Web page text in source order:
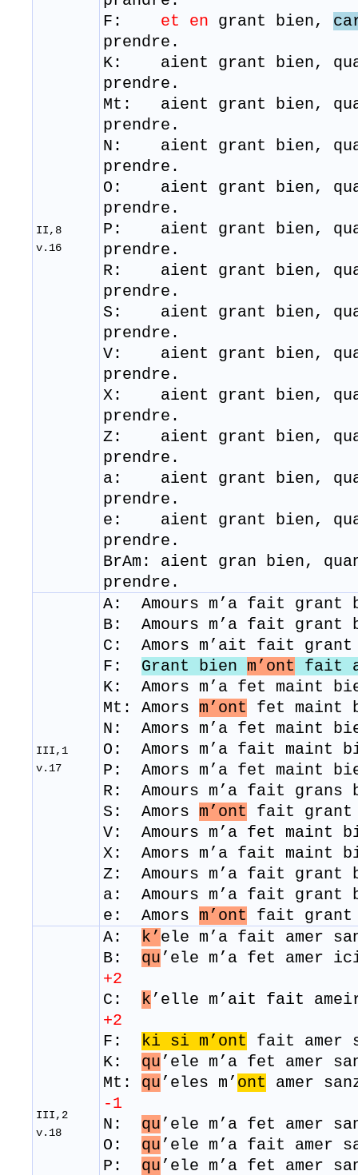
II,8
v.16
F: et en grant bien,
prendre.
K: aient grant bien,
prendre.
Mt: aient grant bien,
prendre.
N: aient grant bien,
prendre.
O: aient grant bien,
prendre.
P: aient grant bien,
prendre.
R: aient grant bien,
prendre.
S: aient grant bien,
prendre.
V: aient grant bien,
prendre.
X: aient grant bien,
prendre.
Z: aient grant bien,
prendre.
a: aient grant bien,
prendre.
e: aient grant bien,
prendre.
BrAm: aient gran bien,
prendre.
III,1
v.17
A: Amours m’a fait
B: Amours m’a fait grant
C: Amors m’ait fait
F: Grant bien m’ont fait
K: Amors m’a fet maint
Mt: Amors m’ont fet maint
N: Amors m’a fet maint
O: Amors m’a fait maint
P: Amors m’a fet maint
R: Amours m’a fait
S: Amors m’ont fait
V: Amours m’a fet maint
​X: Amors m’a fait maint
Z: Amours m’a fait grant
a: Amours m’a fait grant
e: Amors m’ont fait
III,2
v.18
A: k’ ele m’a fait amer
B: qu ’ele m’a fet
+2
C: k ’elle m’ait fait
+2
F: ki si m’ont fait amer
K: qu ’ele m’a fet amer
Mt: qu ’eles m’ ont
-1
N: qu ’ele m’a fet amer
O: qu ’ele m’a fait
P: qu ’ele m’a fet amer